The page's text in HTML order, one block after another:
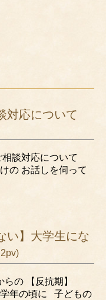
対応について
相談対応について
の お話しを伺って
い】大学生にな
らの 【反抗期】
年の頃に 子どもの